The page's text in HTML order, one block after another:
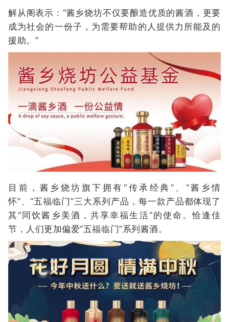
解从阁表示：“酱乡烧坊不仅要酿造优质的酱酒，更要
成为社会的一份子，为需要帮助的人提供力所能及的
援助。”
目前，酱乡烧坊旗下拥有“传承经典”、“酱乡情
怀”、“五福临门”三大系列产品，每一款产品都体现了
其“同饮酱乡美酒，共享幸福生活”的使命。恰逢佳
节，人们更加偏爱“五福临门”系列酱酒。